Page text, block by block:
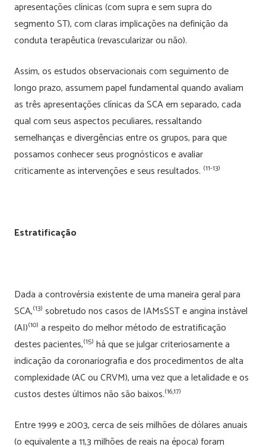
apresentações clínicas (com supra e sem supra do
segmento ST), com claras implicações na definição da
conduta terapêutica (revascularizar ou não).
Assim, os estudos observacionais com seguimento de
longo prazo, assumem papel fundamental quando avaliam
as três apresentações clínicas da SCA em separado, cada
qual com seus aspectos peculiares, ressaltando
semelhanças e divergências entre os grupos, para que
possamos conhecer seus prognósticos e avaliar
criticamente as intervenções e seus resultados. (11-13)
Estratificação
Dada a controvérsia existente de uma maneira geral para
SCA,(13) sobretudo nos casos de IAMsSST e angina instável
(AI)(10) a respeito do melhor método de estratificação
destes pacientes,(15) há que se julgar criteriosamente a
indicação da coronariografia e dos procedimentos de alta
complexidade (AC ou CRVM), uma vez que a letalidade e os
custos destes últimos não são baixos.(16,17)
Entre 1999 e 2003, cerca de seis milhões de dólares anuais
(o equivalente a 11,3 milhões de reais na época) foram